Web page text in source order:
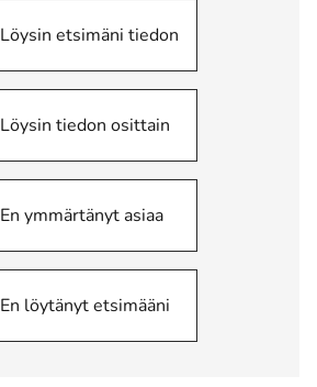
Löysin etsimäni tiedon
Löysin tiedon osittain
En ymmärtänyt asiaa
En löytänyt etsimääni